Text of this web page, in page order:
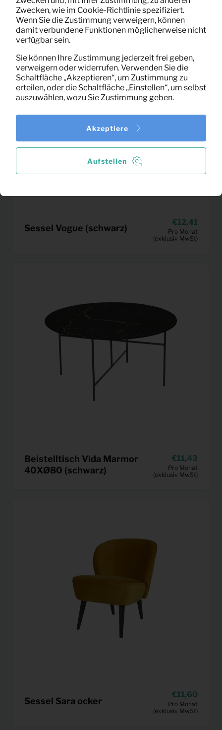
(exklusiv MwSt)
Sessel Vogue (schwarz)
12,41
Pro Monat
(exklusiv MwSt)
Beistelltisch Vida Marmor
40XØ80 (schwarz)
11,43
Pro Monat
(exklusiv MwSt)
Sessel Sara ocker
11,60
Pro Monat
(exklusiv MwSt)
Zwecken, wie im Cookie-Richtlinie spezifiziert.
Wenn Sie die Zustimmung verweigern, können
damit verbundene Funktionen möglicherweise nicht
verfügbar sein.
Sie können Ihre Zustimmung jederzeit frei geben,
verweigern oder widerrufen. Verwenden Sie die
Schaltfläche „Akzeptieren“, um Zustimmung zu
erteilen, oder die Schaltfläche „Einstellen“, um selbst
auszuwählen, wozu Sie Zustimmung geben.
Aufstellen
Akzeptiere